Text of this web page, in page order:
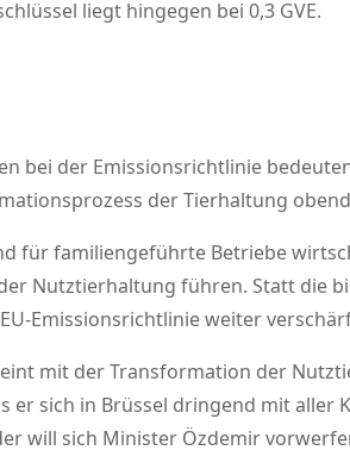
liegt hingegen bei 0,3 GVE.
bei der Emissionsrichtlinie
der Tierhaltung
für familiengeführte Betriebe
Nutztierhaltung führen. Statt die
Emissionsrichtlinie weiter
mit der Transformation der
sich in Brüssel dringend mit aller
will sich Minister Özdemir